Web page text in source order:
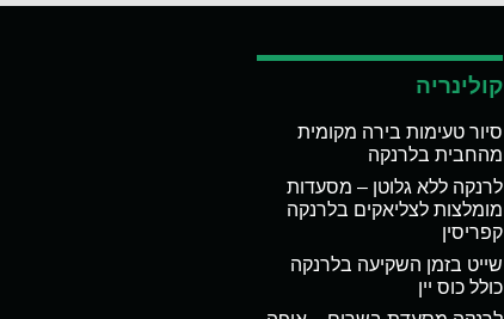
קולינריה
סיור טעימות בירה מקומית
מהחבית בלרנקה
לרנקה ללא גלוטן – מסעדות
מומלצות לצליאקים בלרנקה
קפריסין
שייט בזמן השקיעה בלרנקה
כולל כוס יין